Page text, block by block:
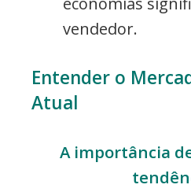
vendedor.
Entender o
Atual
A importância